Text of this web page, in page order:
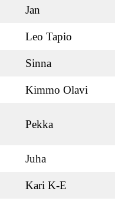
Jan
Leo Tapio
Sinna
Kimmo Olavi
Pekka
Juha
Kari K-E